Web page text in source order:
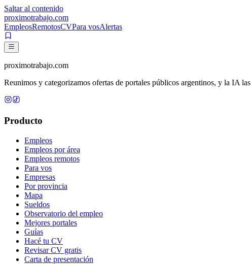
Saltar al contenido
proximotrabajo.com
EmpleosRemotosCVPara vosAlertas
proximotrabajo.com
Reunimos y categorizamos ofertas de portales públicos argentinos, y la IA
Producto
Empleos
Empleos por área
Empleos remotos
Para vos
Empresas
Por provincia
Mapa
Sueldos
Observatorio del empleo
Mejores portales
Guías
Hacé tu CV
Revisar CV gratis
Carta de presentación